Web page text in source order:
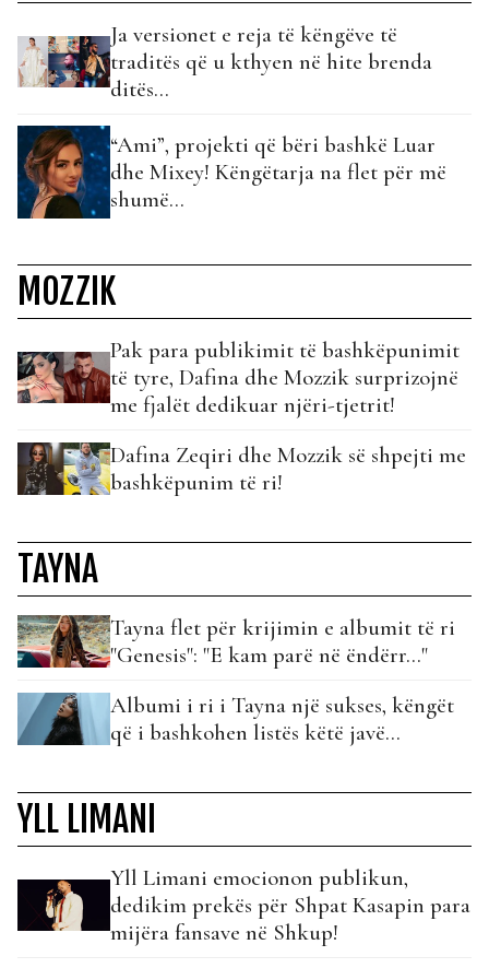
Ja versionet e reja të këngëve të
traditës që u kthyen në hite brenda
ditës...
“Ami”, projekti që bëri bashkë Luar
dhe Mixey! Këngëtarja na flet për më
shumë…
MOZZIK
Pak para publikimit të bashkëpunimit
të tyre, Dafina dhe Mozzik surprizojnë
me fjalët dedikuar njëri-tjetrit!
Dafina Zeqiri dhe Mozzik së shpejti me
bashkëpunim të ri!
TAYNA
Tayna flet për krijimin e albumit të ri
"Genesis": "E kam parë në ëndërr…"
Albumi i ri i Tayna një sukses, këngët
që i bashkohen listës këtë javë…
YLL LIMANI
Yll Limani emocionon publikun,
dedikim prekës për Shpat Kasapin para
mijëra fansave në Shkup!